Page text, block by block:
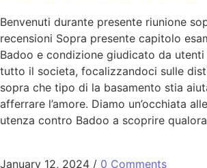
Benvenuti durante presente riunione
recensioni Sopra presente capitolo
Badoo e condizione giudicato da
tutto il societa, focalizzandoci sulle
sopra che tipo di la basamento stia
afferrare l’amore. Diamo un’occhiata
utenza contro Badoo a scoprire
January 12, 2024 / 0 Comments